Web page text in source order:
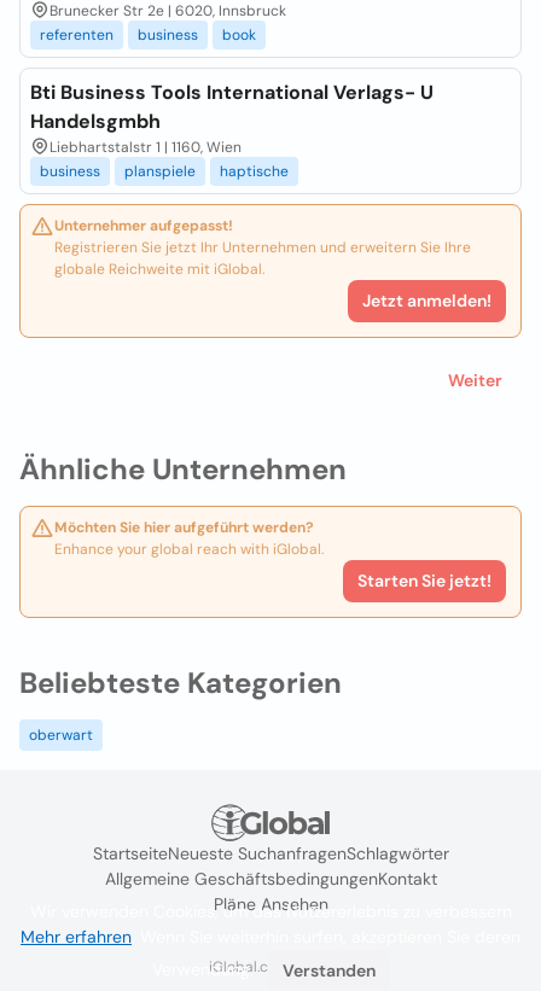
Ähnliche Unternehmen
Möchten Sie hier aufgeführt werden?
Enhance your global reach with iGlobal.
Starten Sie jetzt!
Brunecker Str 2e | 6020, Innsbruck
referenten
business book
Bti Business Tools International Verlags- U
Handelsgmbh
Liebhartstalstr 1 | 1160, Wien
business
planspiele haptische
Unternehmer aufgepasst!
Registrieren Sie jetzt Ihr Unternehmen und erweitern Sie Ihre
globale Reichweite mit iGlobal.
Jetzt anmelden!
Weiter
Beliebteste Kategorien
oberwart
StartseiteNeueste SuchanfragenSchlagwörter
Allgemeine GeschäftsbedingungenKontakt
Pläne Ansehen
iGlobal.co @ 2024
Wir verwenden Cookies, um das Nutzererlebnis zu verbessern
Mehr erfahren
Verwendung.
Verstanden